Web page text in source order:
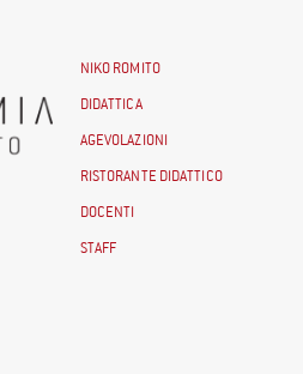
NIKO ROMITO
DIDATTICA
AGEVOLAZIONI
RISTORANTE DIDATTICO
DOCENTI
STAFF